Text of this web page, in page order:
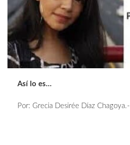
Así lo es…
Por: Grecia Desirée Díaz Chagoya.-